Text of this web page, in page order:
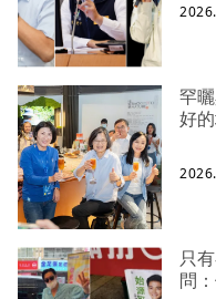
罕
好
只
問